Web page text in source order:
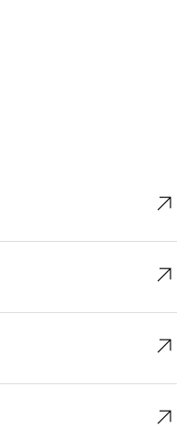
↗︎
↗︎
↗︎
↗︎